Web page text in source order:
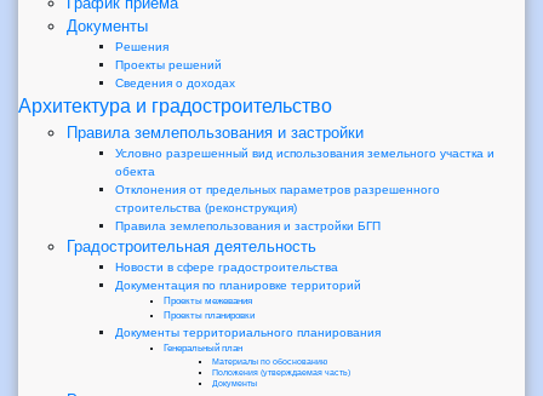
Документы
Решения
Проекты решений
Сведения о доходах
Архитектура и градостроительство
Правила землепользования и застройки
Условно разрешенный вид использования земельного участка и
обекта
Отклонения от предельных параметров разрешенного
строительства (реконструкция)
Правила землепользования и застройки БГП
Градостроительная деятельность
Новости в сфере градостроительства
Документация по планировке территорий
Проекты межевания
Проекты планировки
Документы территориального планирования
Генеральный план
Материалы по обоснованию
Положения (утверждаемая часть)
Документы